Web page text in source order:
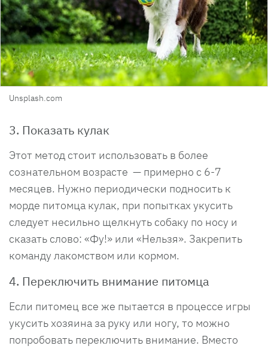
Unsplash.com
3. Показать кулак
Этот метод стоит использовать в более
сознательном возрасте — примерно с 6-7
месяцев. Нужно периодически подносить к
морде питомца кулак, при попытках укусить
следует несильно щелкнуть собаку по носу и
сказать слово: «Фу!» или «Нельзя». Закрепить
команду лакомством или кормом.
4. Переключить внимание питомца
Если питомец все же пытается в процессе игры
укусить хозяина за руку или ногу, то можно
попробовать переключить внимание. Вместо